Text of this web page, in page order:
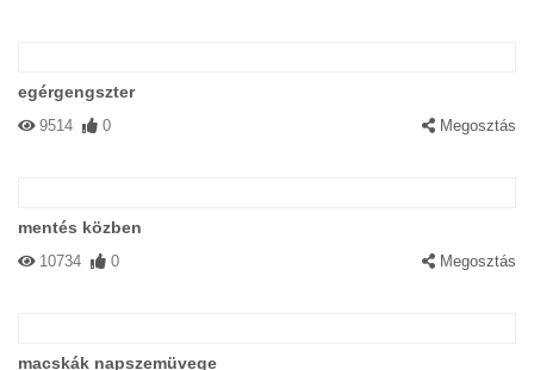
egérgengszter
9514 0 Megosztás
mentés közben
10734 0 Megosztás
macskák napszemüvege